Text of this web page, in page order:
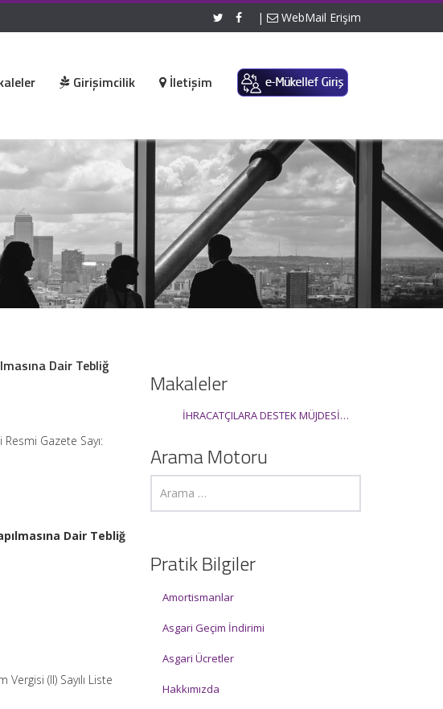
| WebMail Erişim
Girişimcilik İletişim
Dair Tebliğ
Resmi Gazete Sayı:
Dair Tebliğ
(II) Sayılı Liste
Makaleler
İHRACATÇILARA DESTEK MÜJDESİ…
Arama Motoru
Pratik Bilgiler
Amortismanlar
Asgari Geçim İndirimi
Asgari Ücretler
Hakkımızda